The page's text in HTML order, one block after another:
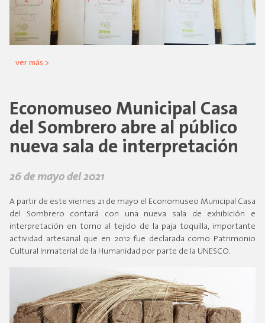
ver más >
Economuseo Municipal Casa
del Sombrero abre al público
nueva sala de interpretación
26 de mayo del 2021
A partir de este viernes 21 de mayo el Economuseo Municipal Casa
del Sombrero contará con una nueva sala de exhibición e
interpretación en torno al tejido de la paja toquilla, importante
actividad artesanal que en 2012 fue declarada como Patrimonio
Cultural Inmaterial de la Humanidad por parte de la UNESCO.